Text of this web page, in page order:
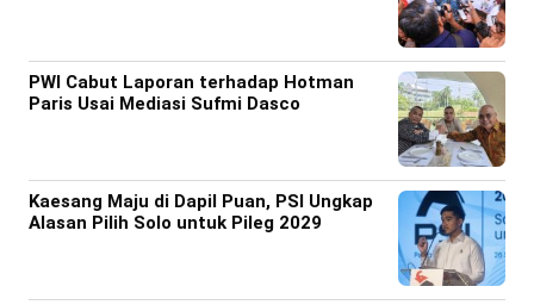
PWI Cabut Laporan terhadap Hotman
Paris Usai Mediasi Sufmi Dasco
Kaesang Maju di Dapil Puan, PSI Ungkap
Alasan Pilih Solo untuk Pileg 2029